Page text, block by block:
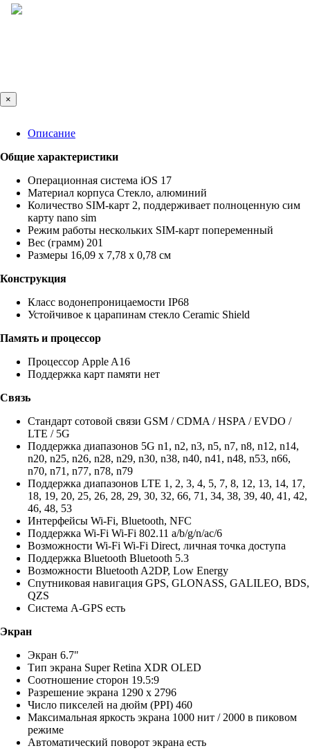
×
Описание
Общие характеристики
Операционная система iOS 17
Материал корпуса Стекло, алюминий
Количество SIM-карт 2, поддерживает полноценную сим
карту nano sim
Режим работы нескольких SIM-карт попеременный
Вес (грамм) 201
Размеры 16,09 x 7,78 x 0,78 см
Конструкция
Класс водонепроницаемости IP68
Устойчивое к царапинам стекло Ceramic Shield
Память и процессор
Процессор Apple A16
Поддержка карт памяти нет
Связь
Стандарт сотовой связи GSM / CDMA / HSPA / EVDO /
LTE / 5G
Поддержка диапазонов 5G n1, n2, n3, n5, n7, n8, n12, n14,
n20, n25, n26, n28, n29, n30, n38, n40, n41, n48, n53, n66,
n70, n71, n77, n78, n79
Поддержка диапазонов LTE 1, 2, 3, 4, 5, 7, 8, 12, 13, 14, 17,
18, 19, 20, 25, 26, 28, 29, 30, 32, 66, 71, 34, 38, 39, 40, 41, 42,
46, 48, 53
Интерфейсы Wi-Fi, Bluetooth, NFC
Поддержка Wi-Fi Wi-Fi 802.11 a/b/g/n/ac/6
Возможности Wi-Fi Wi-Fi Direct, личная точка доступа
Поддержка Bluetooth Bluetooth 5.3
Возможности Bluetooth A2DP, Low Energy
Спутниковая навигация GPS, GLONASS, GALILEO, BDS,
QZS
Система A-GPS есть
Экран
Экран 6.7"
Тип экрана Super Retina XDR OLED
Соотношение сторон 19.5:9
Разрешение экрана 1290 x 2796
Число пикселей на дюйм (PPI) 460
Максимальная яркость экрана 1000 нит / 2000 в пиковом
режиме
Автоматический поворот экрана есть